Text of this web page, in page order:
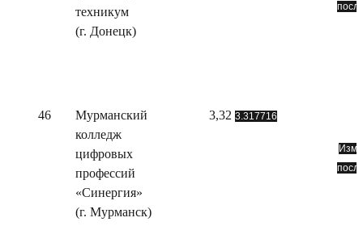
техникум
(г. Донецк)
46
Мурманский
колледж
цифровых
профессий
«Синергия»
(г. Мурманск)
3,32 3.317716